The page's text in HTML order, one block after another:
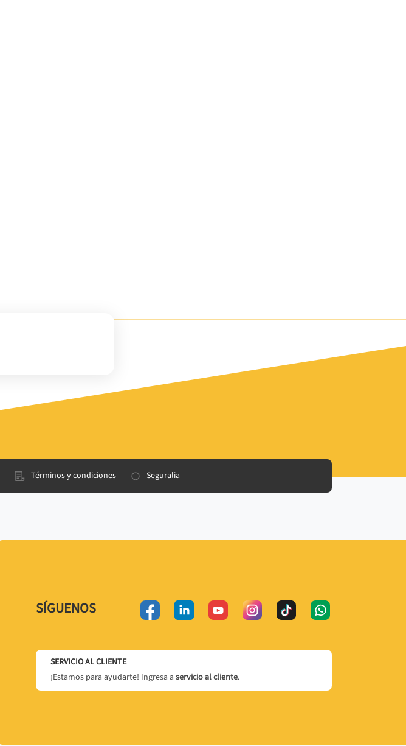
Términos y condiciones Seguralia
SÍGUENOS
SERVICIO AL CLIENTE
¡Estamos para ayudarte! Ingresa a servicio al cliente.